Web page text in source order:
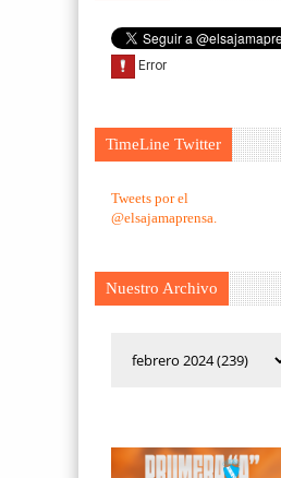
TimeLine Twitter
Tweets por el
@elsajamaprensa.
Nuestro Archivo